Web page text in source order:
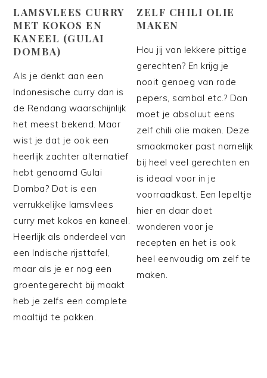
LAMSVLEES CURRY
MET KOKOS EN
KANEEL (GULAI
DOMBA)
Als je denkt aan een
Indonesische curry dan is
de Rendang waarschijnlijk
het meest bekend. Maar
wist je dat je ook een
heerlijk zachter alternatief
hebt genaamd Gulai
Domba? Dat is een
verrukkelijke lamsvlees
curry met kokos en kaneel.
Heerlijk als onderdeel van
een Indische rijsttafel,
maar als je er nog een
groentegerecht bij maakt
heb je zelfs een complete
maaltijd te pakken.
ZELF CHILI OLIE
MAKEN
Hou jij van lekkere pittige
gerechten? En krijg je
nooit genoeg van rode
pepers, sambal etc.? Dan
moet je absoluut eens
zelf chili olie maken. Deze
smaakmaker past namelijk
bij heel veel gerechten en
is ideaal voor in je
voorraadkast. Een lepeltje
hier en daar doet
wonderen voor je
recepten en het is ook
heel eenvoudig om zelf te
maken.